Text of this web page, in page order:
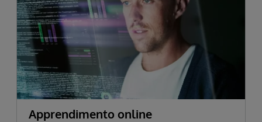
Apprendimento online